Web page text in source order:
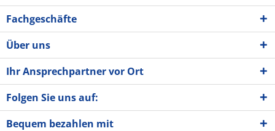
Fachgeschäfte
Über uns
Ihr Ansprechpartner vor Ort
Folgen Sie uns auf:
Bequem bezahlen mit